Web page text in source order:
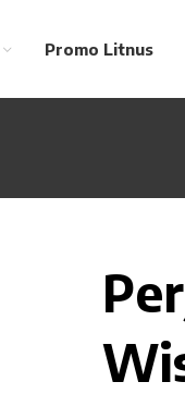
Promo Litnus